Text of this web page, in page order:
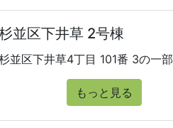
並区下井草 2号棟
並区下井草4丁目 101番 3の一部
もっと見る